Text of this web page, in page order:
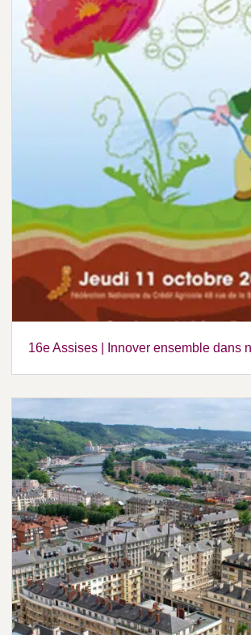
16e Assises | Innover ensemble dans